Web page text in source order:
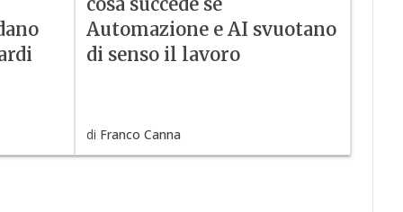
Automazione e AI svuotano
di senso il lavoro
di Franco Canna